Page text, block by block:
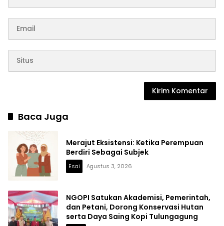
Baca Juga
Merajut Eksistensi: Ketika Perempuan
Berdiri Sebagai Subjek
Esai Agustus 3, 2026
NGOPI Satukan Akademisi, Pemerintah,
dan Petani, Dorong Konservasi Hutan
serta Daya Saing Kopi Tulungagung